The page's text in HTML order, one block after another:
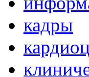
кадры